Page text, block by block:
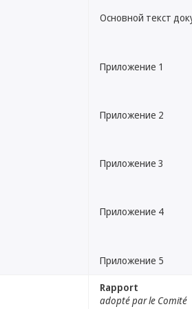
Основной текст
Приложение 1
Приложение 2
Приложение 3
Приложение 4
Приложение 5
Rapport
adopté par le Comité